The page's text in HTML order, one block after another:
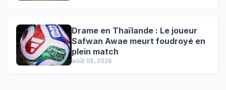
Drame en Thaïlande : Le joueur
Safwan Awae meurt foudroyé en
plein match
août 05, 2026